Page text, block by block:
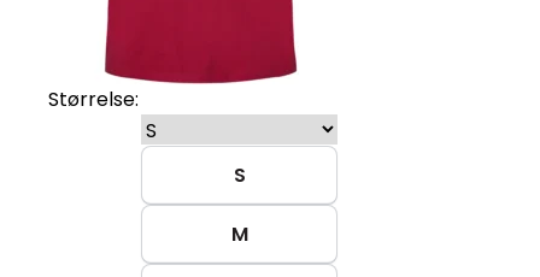
Størrelse:
S
M